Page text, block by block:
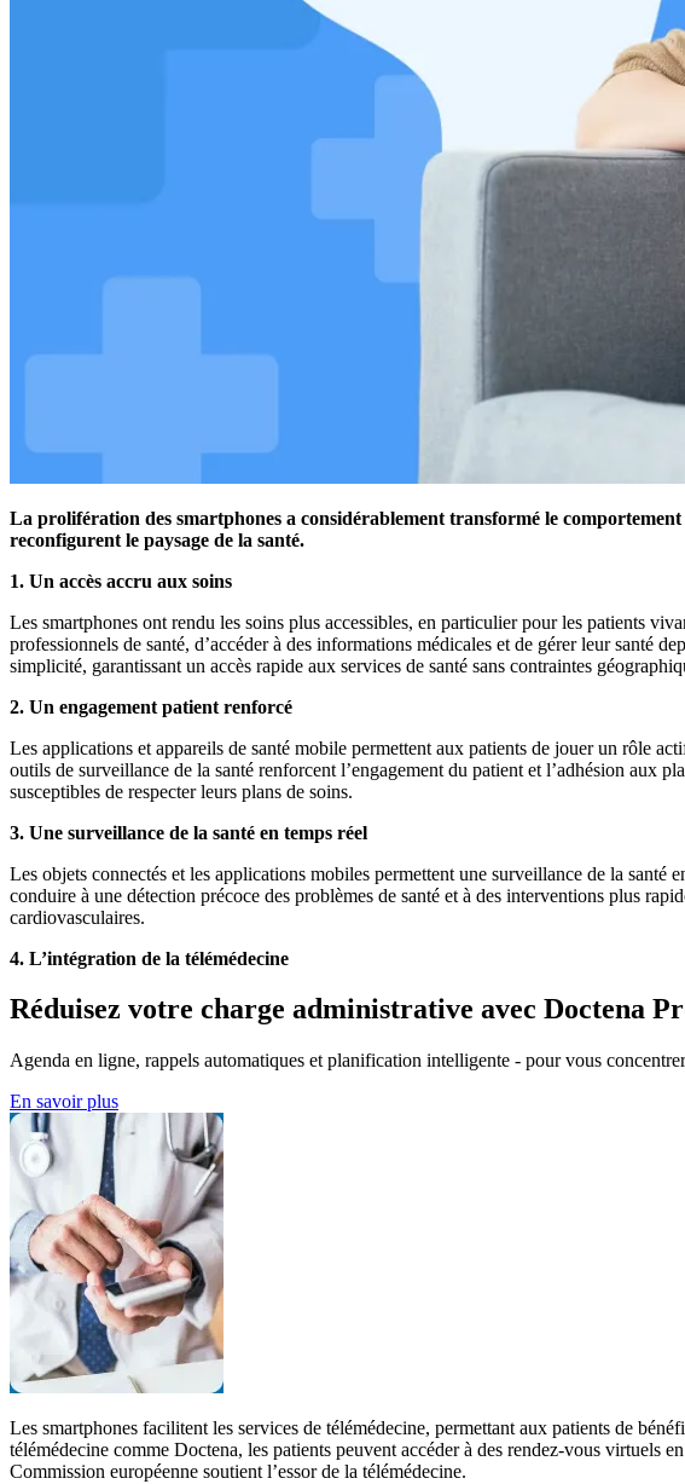
La prolifération des smartphones a considérablement transformé le
reconfigurent le paysage de la santé.
1. Un accès accru aux soins
Les smartphones ont rendu les soins plus accessibles, en particulier pour les patients
professionnels de santé, d’accéder à des informations médicales et de gérer leur santé
simplicité, garantissant un accès rapide aux services de santé sans contraintes
2. Un engagement patient renforcé
Les applications et appareils de santé mobile permettent aux patients de jouer un rôle
outils de surveillance de la santé renforcent l’engagement du patient et l’adhésion aux
susceptibles de respecter leurs plans de soins.
3. Une surveillance de la santé en temps réel
Les objets connectés et les applications mobiles permettent une surveillance de la
conduire à une détection précoce des problèmes de santé et à des interventions plus
cardiovasculaires.
4. L’intégration de la télémédecine
Réduisez votre charge administrative avec Doctena
Agenda en ligne, rappels automatiques et planification intelligente - pour vous
En savoir plus
Les smartphones facilitent les services de télémédecine, permettant aux patients de
télémédecine comme Doctena, les patients peuvent accéder à des rendez-vous virtuels
Commission européenne soutient l’essor de la télémédecine.